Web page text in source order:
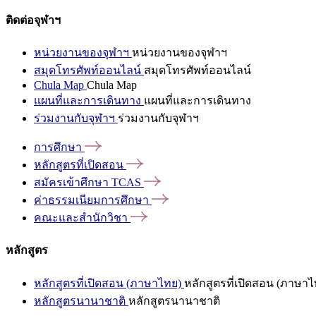
ติดต่อจุฬาฯ
หน่วยงานของจุฬาฯ หน่วยงานของจุฬาฯ
สมุดโทรศัพท์ออนไลน์ สมุดโทรศัพท์ออนไลน์
Chula Map Chula Map
แผนที่และการเดินทาง แผนที่และการเดินทาง
ร่วมงานกับจุฬาฯ ร่วมงานกับจุฬาฯ
การศึกษา
หลักสูตรที่เปิดสอน
สมัครเข้าศึกษา TCAS
ค่าธรรมเนียมการศึกษา
คณะและสำนักวิชา
หลักสูตร
หลักสูตรที่เปิดสอน (ภาษาไทย) หลักสูตรที่เปิดสอน (ภาษาไ
หลักสูตรนานาชาติ หลักสูตรนานาชาติ